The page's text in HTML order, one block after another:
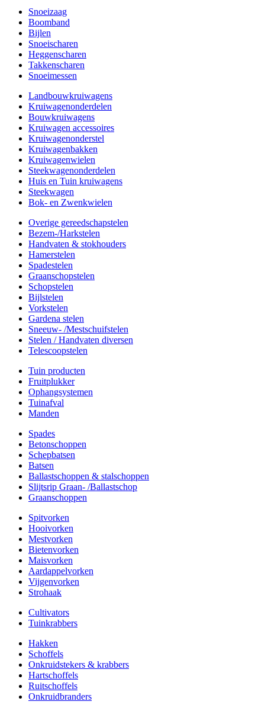
Snoeizaag
Boomband
Bijlen
Snoeischaren
Heggenscharen
Takkenscharen
Snoeimessen
Landbouwkruiwagens
Kruiwagenonderdelen
Bouwkruiwagens
Kruiwagen accessoires
Kruiwagenonderstel
Kruiwagenbakken
Kruiwagenwielen
Steekwagenonderdelen
Huis en Tuin kruiwagens
Steekwagen
Bok- en Zwenkwielen
Overige gereedschapstelen
Bezem-/Harkstelen
Handvaten & stokhouders
Hamerstelen
Spadestelen
Graanschopstelen
Schopstelen
Bijlstelen
Vorkstelen
Gardena stelen
Sneeuw- /Mestschuifstelen
Stelen / Handvaten diversen
Telescoopstelen
Tuin producten
Fruitplukker
Ophangsystemen
Tuinafval
Manden
Spades
Betonschoppen
Schepbatsen
Batsen
Ballastschoppen & stalschoppen
Slijtsrip Graan- /Ballastschop
Graanschoppen
Spitvorken
Hooivorken
Mestvorken
Bietenvorken
Maisvorken
Aardappelvorken
Vijgenvorken
Strohaak
Cultivators
Tuinkrabbers
Hakken
Schoffels
Onkruidstekers & krabbers
Hartschoffels
Ruitschoffels
Onkruidbranders